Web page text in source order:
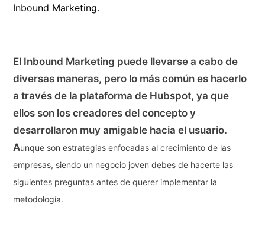
Inbound Marketing.
El Inbound Marketing puede llevarse a cabo de
diversas maneras, pero lo más común es hacerlo
a través de la plataforma de Hubspot, ya que
ellos son los creadores del concepto y
desarrollaron muy amigable hacia el usuario.
Aunque son estrategias enfocadas al crecimiento de las
empresas, siendo un negocio joven debes de hacerte las
siguientes preguntas antes de querer implementar la
metodología.